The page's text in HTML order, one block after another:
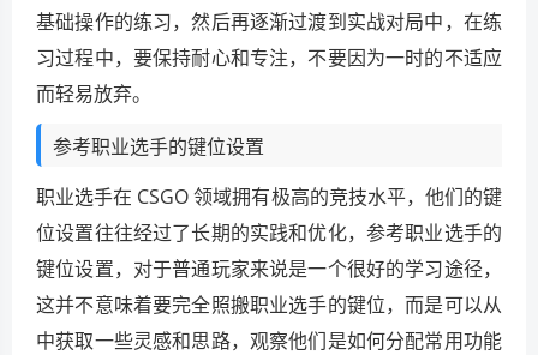
基础操作的练习，然后再逐渐过渡到实战对局中，在练
习过程中，要保持耐心和专注，不要因为一时的不适应
而轻易放弃。
参考职业选手的键位设置
职业选手在 CSGO 领域拥有极高的竞技水平，他们的键
位设置往往经过了长期的实践和优化，参考职业选手的
键位设置，对于普通玩家来说是一个很好的学习途径，
这并不意味着要完全照搬职业选手的键位，而是可以从
中获取一些灵感和思路，观察他们是如何分配常用功能